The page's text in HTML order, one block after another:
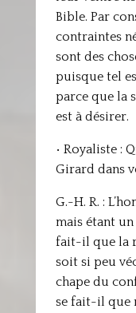
Bible. Par
contraintes
sont des
puisque tel
parce que la
est à désirer.
• Royaliste :
Girard dans
G.-H. R. :
mais étant
fait-il que la
soit si peu
chape du
se fait-il que